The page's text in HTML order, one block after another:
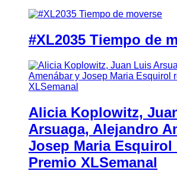
#XL2035 Tiempo de
Alicia Koplowitz,
Arsuaga, Alejandro
Josep Maria Esquirol
Premio XLSemanal